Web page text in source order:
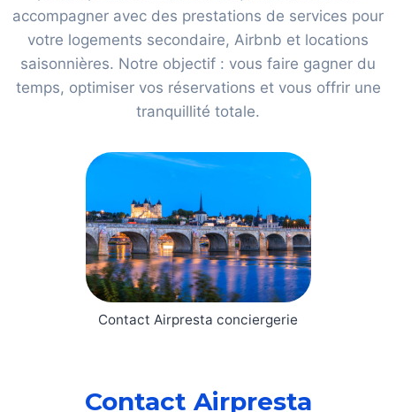
accompagner avec des prestations de services pour
votre logements secondaire, Airbnb et locations
saisonnières. Notre objectif : vous faire gagner du
temps, optimiser vos réservations et vous offrir une
tranquillité totale.
Contact Airpresta conciergerie
Contact Airpresta